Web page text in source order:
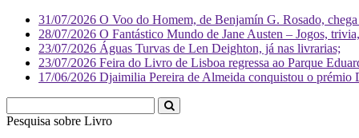
31/07/2026 O Voo do Homem, de Benjamín G. Rosado,
28/07/2026 O Fantástico Mundo de Jane Austen – Jogos,
23/07/2026 Águas Turvas de Len Deighton, já nas livrarias;
23/07/2026 Feira do Livro de Lisboa regressa ao Parque
17/06/2026 Djaimilia Pereira de Almeida conquistou o
Pesquisa sobre Li